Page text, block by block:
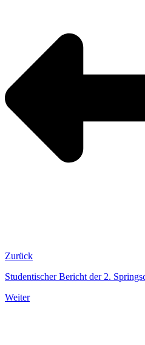
Zurück
Studentischer Bericht der 2.
Weiter